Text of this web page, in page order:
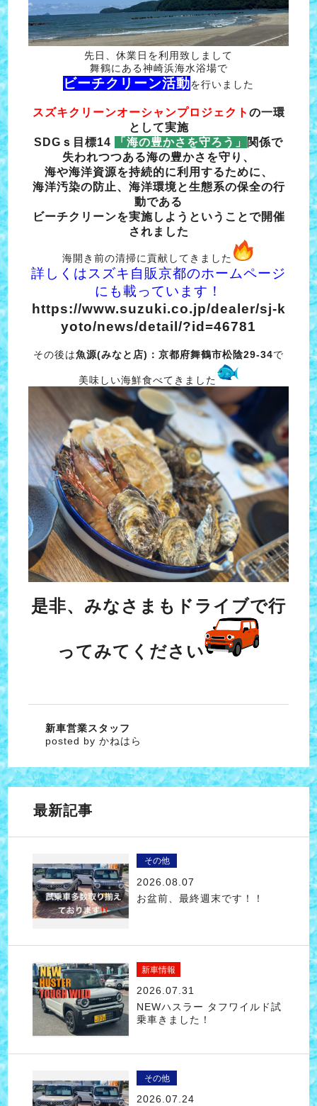
先日、休業日を利用致しまして
舞鶴にある神崎浜海水浴場で
ビーチクリーン活動を行いました
スズキクリーンオーシャンプロジェクト の一環
として実施
SDGｓ目標14
「海の豊かさを守ろう」
関係で
失われつつある海の豊かさを守り、
海や海洋資源を持続的に利用するために、
海洋汚染の防止、海洋環境と生態系の保全の行
動である
ビーチクリーンを実施しようということで開催
されました
海開き前の清掃に貢献してきました
詳しくはスズキ自販京都のホームページ
にも載っています！
https://www.suzuki.co.jp/dealer/sj-k
yoto/news/detail/?id=46781
その後は魚源(みなと店)：京都府舞鶴市松陰29-34で
美味しい海鮮食べてきました
是非、みなさまもドライブで行
ってみてください
新車営業スタッフ
posted by かねはら
最新記事
その他
2026.08.07
お盆前、最終週末です！！
新車情報
2026.07.31
NEWハスラー タフワイルド試
乗車きました！
その他
2026.07.24